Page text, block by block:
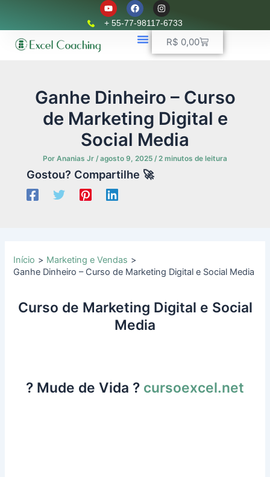
conteúdo
Y
o
u
t
F
a
c
e
b
o
I
n
s
t
r
+ 55-77-98117-6733
R$ 0,00Carrinho
Ganhe Dinheiro – Curso
de Marketing Digital e
Social Media
Por Ananias Jr /agosto 9, 2025 /2 minutos de leitura
Gostou? Compartilhe 🚀
Início
Marketing e Vendas
Ganhe Dinheiro – Curso de Marketing Digital e Social Media
Curso de Marketing Digital e Social
Media
? Mude de Vida ? cursoexcel.net